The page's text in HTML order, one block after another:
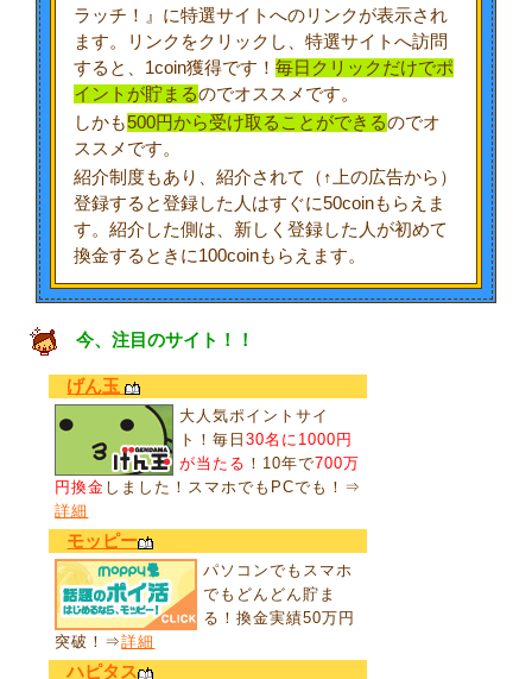
ラッチ！
』に特選サイトへのリンクが表示され
ます。リンクをクリックし、特選サイトへ訪問
すると、1coin獲得です！毎日クリックだけでポ
イントが貯まるのでオススメです。
しかも500円から受け取ることができるのでオ
ススメです。
紹介制度もあり、紹介されて（↑上の広告から）
登録すると登録した人はすぐに50coinもらえま
す。紹介した側は、新しく登録した人が初めて
換金するときに100coinもらえます。
今、注目のサイト！！
げん玉
大人気ポイントサイ
ト！毎日30名に1000円
が当たる ！10年で700万
円換金 しました！スマホでもPCでも！⇒
詳細
モッピー
パソコンでもスマホ
でもどんどん貯ま
る！換金実績50万円
突破！⇒詳細
ハピタス